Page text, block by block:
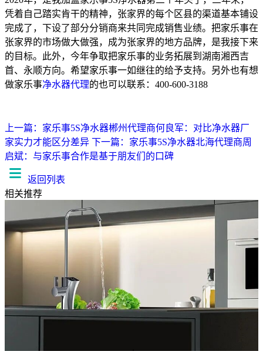
凭着自己踏实肯干的精神，张家界的每个区县的渠道基本铺设
完成了，下设了部分分销商来共同完成销售业绩。把家乐事在
张家界的市场做大做强，成为张家界的地方品牌，是我接下来
的目标。此外，今年争取把家乐事的业务拓展到湖南湘西吉
首、永顺方向。希望家乐事一如继往的给予支持。另外也有想
做家乐事净水器代理的也可以联系：400-600-3188
上一篇：家乐事5S净水器郴州代理商何良军：对比净水器厂
家实力才能区分差异 下一篇：家乐事5S净水器北海代理商周
启斌：与家乐事合作是基于朋友们的口碑
返回列表
相关推荐